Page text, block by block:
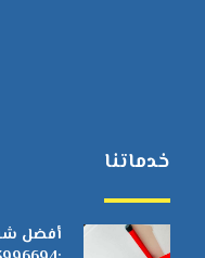
خدماتنا
أفضل